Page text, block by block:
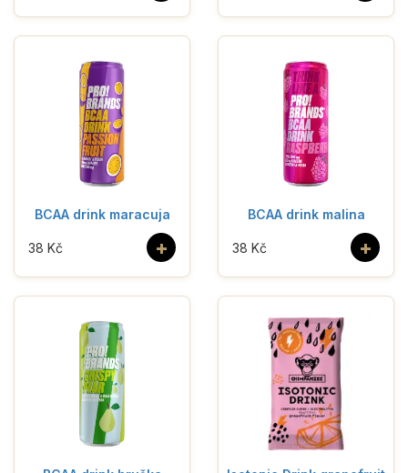
BCAA drink maracuja
+
38 Kč
BCAA drink malina
+
38 Kč